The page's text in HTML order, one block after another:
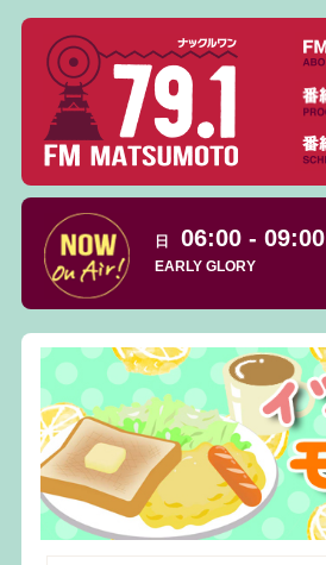
日 06:00 - 09:00
EARLY GLORY